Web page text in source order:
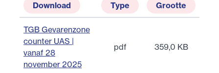
Download Type Grootte
TGB Gevarenzone
counter UAS |
vanaf 28
november 2025
pdf 359,0 KB